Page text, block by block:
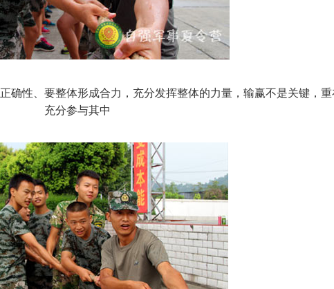
确性、要整体形成合力，充分发挥整体的力量，输赢不是关键，
充分参与其中